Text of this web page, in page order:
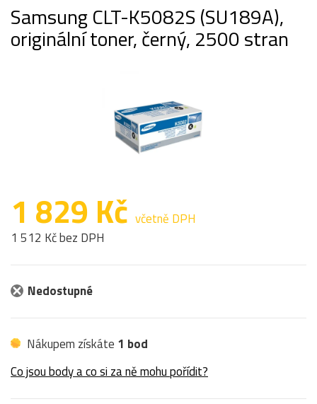
Samsung CLT-K5082S (SU189A),
originální toner, černý, 2500 stran
1 829 Kč včetně DPH
1 512 Kč bez DPH
Nedostupné
Nákupem získáte 1 bod
Co jsou body a co si za ně mohu pořídit?